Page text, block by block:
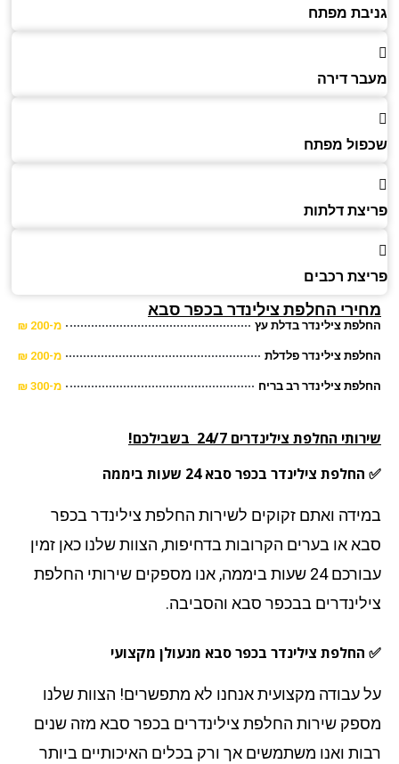
מפתח
דירה
מפתח
דלתות
רכבים
החלפת צילינדר בכפר סבא
צילינדר בדלת עץ מ-200 ₪
צילינדר פלדלת מ-200 ₪
צילינדר רב בריח מ-300 ₪
החלפת צילינדרים 24/7 בשבילכם!
צילינדר בכפר סבא 24 שעות ביממה
ואתם זקוקים לשירות החלפת צילינדר בכפר
או בערים הקרובות בדחיפות, הצוות שלנו כאן זמין
עבורכם 24 שעות ביממה, אנו מספקים שירותי החלפת
בבכפר סבא והסביבה.
החלפת צילינדר בכפר סבאמנעולן מקצועי
עבודה מקצועית אנחנו לא מתפשרים! הצוות שלנו
שירות החלפת צילינדרים בכפר סבא מזה שנים
ואנו משתמשים אך ורק בכלים האיכותיים ביותר